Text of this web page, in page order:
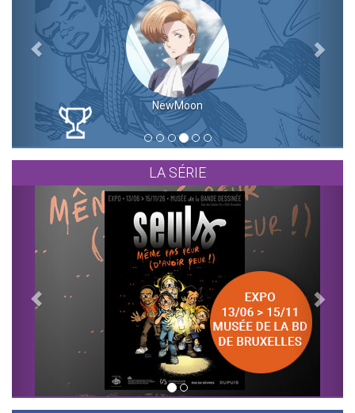
NewMoon
LA SÉRIE
Previous